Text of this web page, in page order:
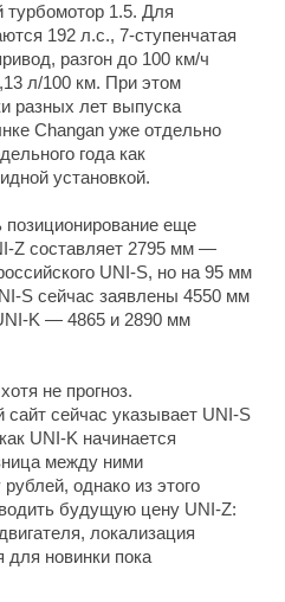
турбомотор 1.5. Для
192 л.с., 7-ступенчатая
разгон до 100 км/ч
л/100 км. При этом
разных лет выпуска
Changan уже отдельно
года как
установкой.
еще
Z составляет 2795 мм —
UNI-S, но на 95 мм
S сейчас заявлены 4550 мм
K — 4865 и 2890 мм
не прогноз.
сейчас указывает UNI-S
UNI-K начинается
между ними
однако из этого
будущую цену UNI-Z:
локализация
для новинки пока